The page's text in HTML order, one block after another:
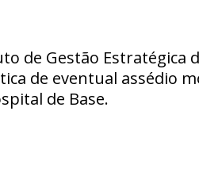
de Gestão Estratégica
de eventual assédio
de Base.